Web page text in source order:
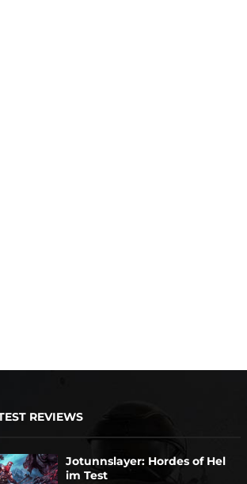
REVIEWS
Jotunnslayer: Hordes of Hel
im Test